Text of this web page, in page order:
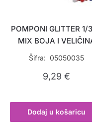
POMPONI GLITTER 1/
MIX BOJA I
Šifra: 05050035
9,29€
Dodaj u košaricu